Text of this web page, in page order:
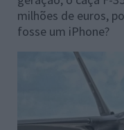
milhões de euros,
fosse um iPhone?